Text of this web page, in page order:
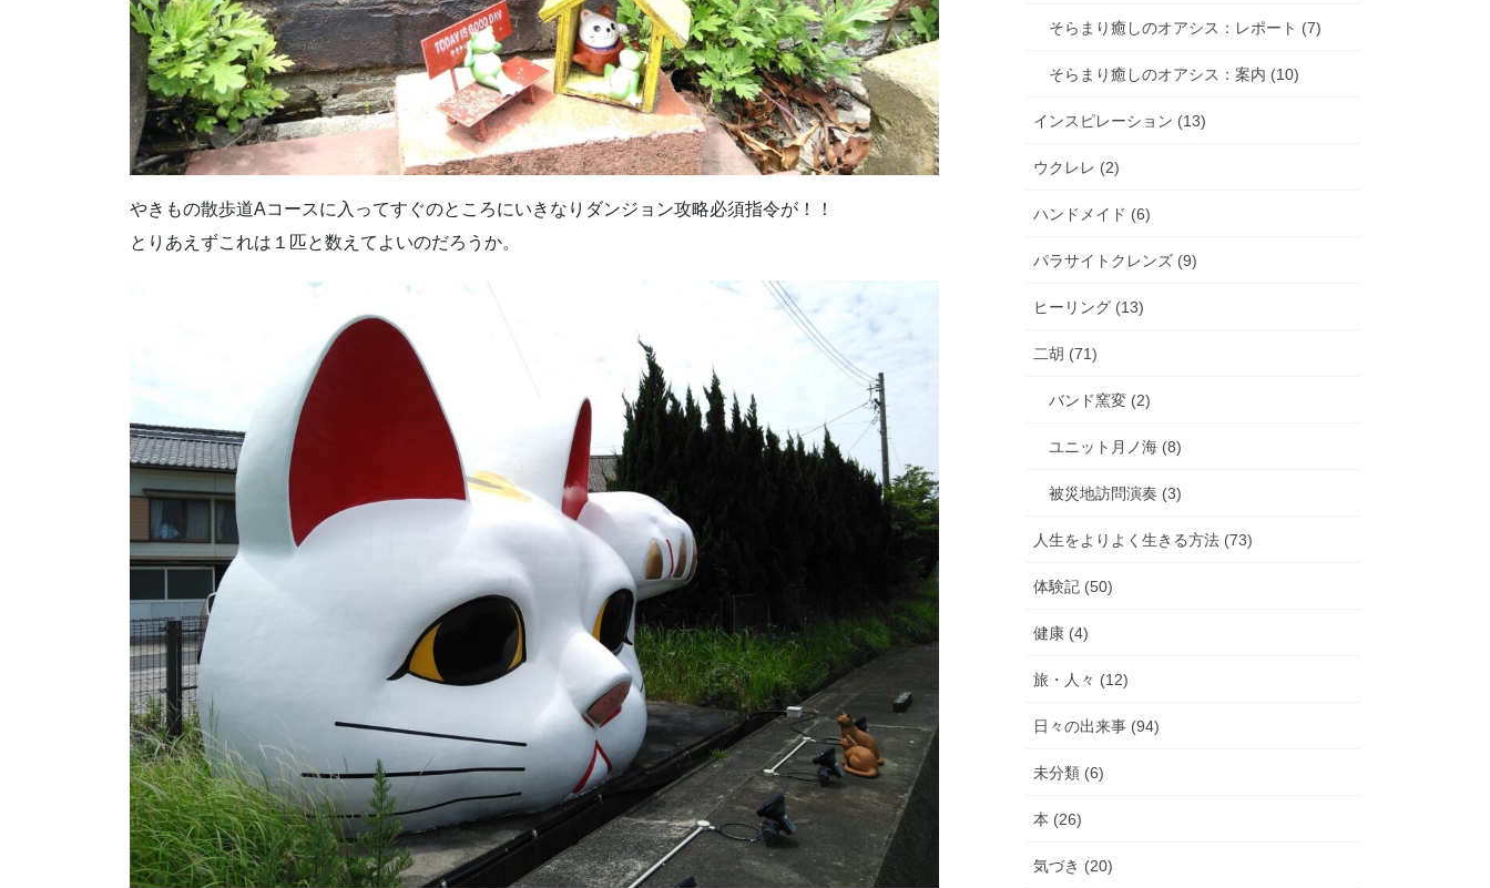
やきもの散歩道Aコースに入ってすぐのところにいきなりダンジョン攻略必須指令が！！
とりあえずこれは１匹と数えてよいのだろうか。
そらまり癒しのオアシス：レポート (7)
そらまり癒しのオアシス：案内 (10)
インスピレーション (13)
ウクレレ (2)
ハンドメイド (6)
パラサイトクレンズ (9)
ヒーリング (13)
二胡 (71)
バンド窯変 (2)
ユニット月ノ海 (8)
被災地訪問演奏 (3)
人生をよりよく生きる方法 (73)
体験記 (50)
健康 (4)
旅・人々 (12)
日々の出来事 (94)
未分類 (6)
本 (26)
気づき (20)